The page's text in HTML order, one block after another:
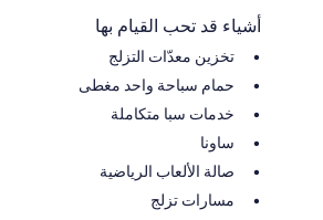
أشياء قد تحب القيام بها
تخزين معدّات التزلج
حمام سباحة واحد مغطى
خدمات سبا متكاملة
ساونا
صالة الألعاب الرياضية
مسارات تزلج